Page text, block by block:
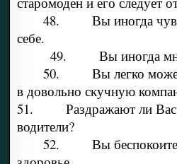
48. Вы иногда
себе.
49. Вы иногда
50. Вы легко
в довольно скучную
51. Раздражают ли Вас
водители?
52. Вы